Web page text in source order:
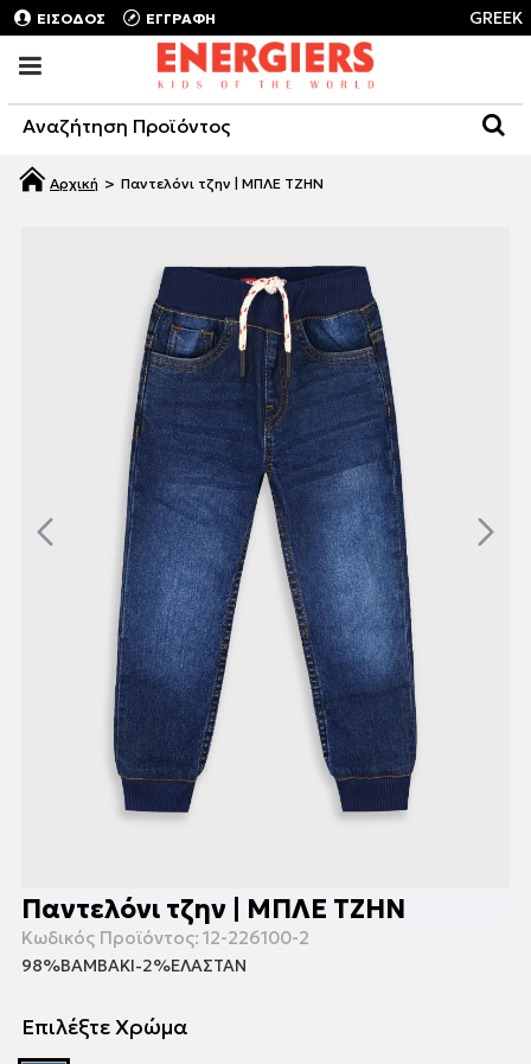
ΕΙΣΟΔΟΣ ΕΓΓΡΑΦΗ GREEK
Παντελόνι τζην | ΜΠΛΕ ΤΖΗΝ
Παντελόνι τζην | ΜΠΛΕ ΤΖΗΝ
Κωδικός Προϊόντος: 12-226100-2
98%ΒΑΜΒΑΚΙ-2%ΕΛΑΣΤΑΝ
Επιλέξτε Χρώμα